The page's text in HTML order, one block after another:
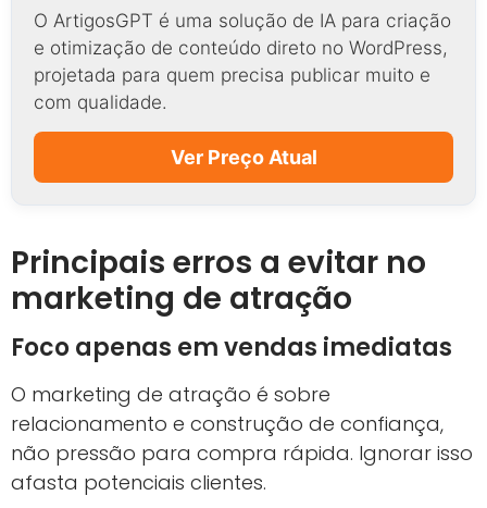
O ArtigosGPT é uma solução de IA para criação
e otimização de conteúdo direto no WordPress,
projetada para quem precisa publicar muito e
com qualidade.
Ver Preço Atual
Principais erros a evitar no
marketing de atração
Foco apenas em vendas imediatas
O marketing de atração é sobre
relacionamento e construção de confiança,
não pressão para compra rápida. Ignorar isso
afasta potenciais clientes.